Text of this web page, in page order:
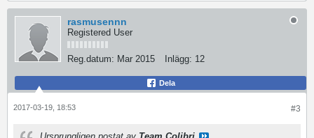
rasmusennn
Registered User
Reg.datum: Mar 2015 Inlägg: 12
Dela
#3
2017-03-19, 18:53